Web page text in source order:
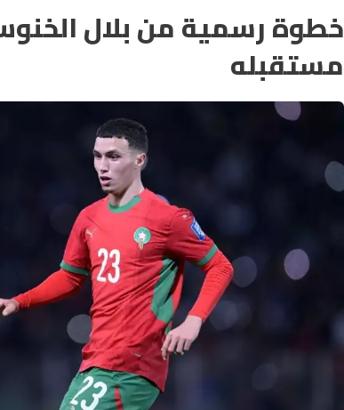
خطوة رسمية من بلال
مستقبله